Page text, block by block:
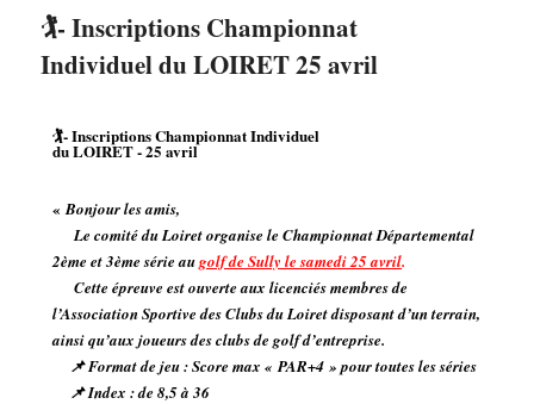
🏌️- Inscriptions Championnat
Individuel du LOIRET 25 avril
🏌️- Inscriptions Championnat Individuel
du LOIRET - 25 avril
«Bonjour les amis,
Le comité du Loiret organise le Championnat Départemental
2ème et 3ème série augolf de Sully le samedi 25 avril.
Cette épreuve est ouverte aux licenciés membres de
l’Association Sportive des Clubs du Loiret disposant d’un terrain,
ainsi qu’aux joueurs des clubs de golf d’entreprise.
📌 Format de jeu : Score max « PAR+4 » pour toutes les séries
📌 Index : de 8,5 à 36